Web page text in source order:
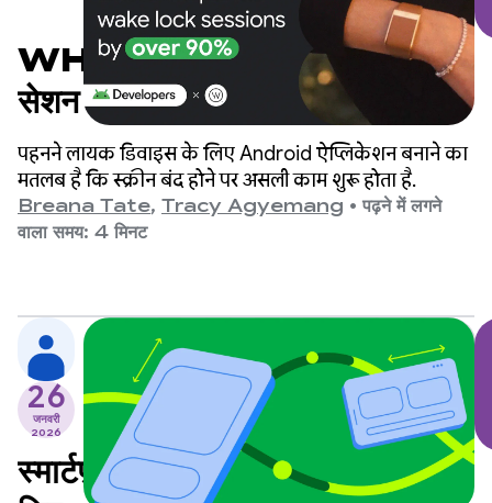
WHOOP ने आंशिक वेक लॉक
सेशन को 90% से ज़्यादा कैसे कम
किया
पहनने लायक डिवाइस के लिए Android ऐप्लिकेशन बनाने का
मतलब है कि स्क्रीन बंद होने पर असली काम शुरू होता है.
Breana Tate, Tracy Agyemang • पढ़ने में लगने
वाला समय: 4 मिनट
26
जनवरी
2026
स्मार्टफ़ोन के अलावा अन्य डिवाइसों के